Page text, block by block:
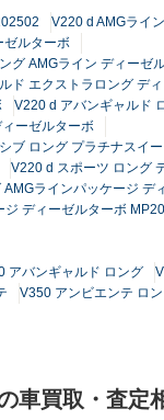
V220 d AMGライ
ゼルターボ
グ AMGライン ディーゼ
ド エクストラロング デ
V220 d アバンギャルド
ーゼルターボ
ブ ロング プラチナスイ
V220 d スポーツ ロング
ラインパッケージ デ
ディーゼルターボ
アバンギャルド ロング
V350 アンビエンテ ロ
車買取・査定